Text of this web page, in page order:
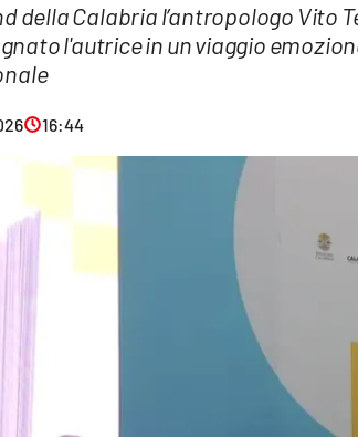
della Calabria l’antropologo Vito
l'autrice in un viaggio
16:44